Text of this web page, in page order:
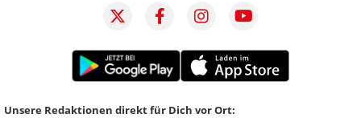
Unsere Redaktionen direkt für Dich vor Ort: